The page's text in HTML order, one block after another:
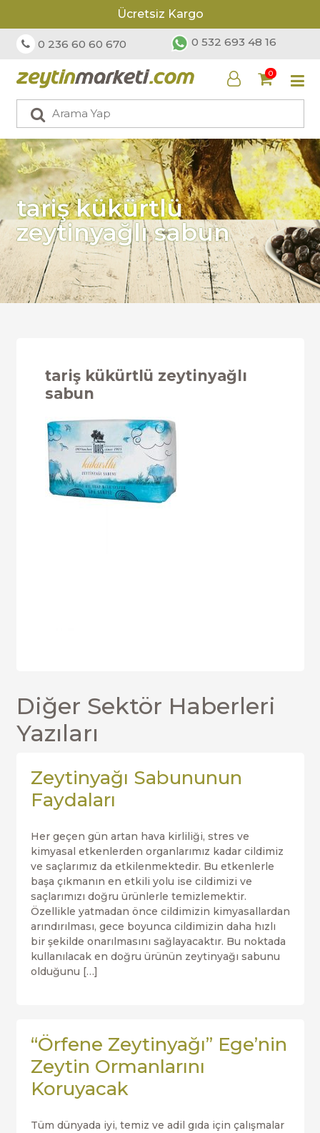
Ücretsiz Kargo
0 236 60 60 670 0 532 693 48 16
0
tariş kükürtlü
zeytinyağlı sabun
tariş kükürtlü zeytinyağlı
sabun
Diğer Sektör Haberleri
Yazıları
Zeytinyağı Sabununun
Faydaları
Her geçen gün artan hava kirliliği, stres ve
kimyasal etkenlerden organlarımız kadar cildimiz
ve saçlarımız da etkilenmektedir. Bu etkenlerle
başa çıkmanın en etkili yolu ise cildimizi ve
saçlarımızı doğru ürünlerle temizlemektir.
Özellikle yatmadan önce cildimizin kimyasallardan
arındırılması, gece boyunca cildimizin daha hızlı
bir şekilde onarılmasını sağlayacaktır. Bu noktada
kullanılacak en doğru ürünün zeytinyağı sabunu
olduğunu […]
“Örfene Zeytinyağı” Ege’nin
Zeytin Ormanlarını
Koruyacak
Tüm dünyada iyi, temiz ve adil gıda için çalışmalar